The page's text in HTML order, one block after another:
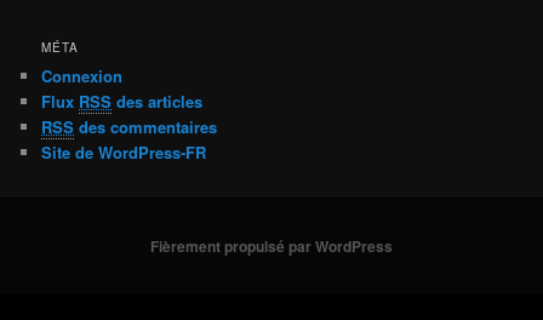
MÉTA
Connexion
Flux RSS des articles
RSS des commentaires
Site de WordPress-FR
Fièrement propulsé par WordPress